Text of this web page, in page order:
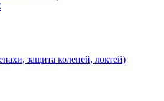
защита коленей, локтей)